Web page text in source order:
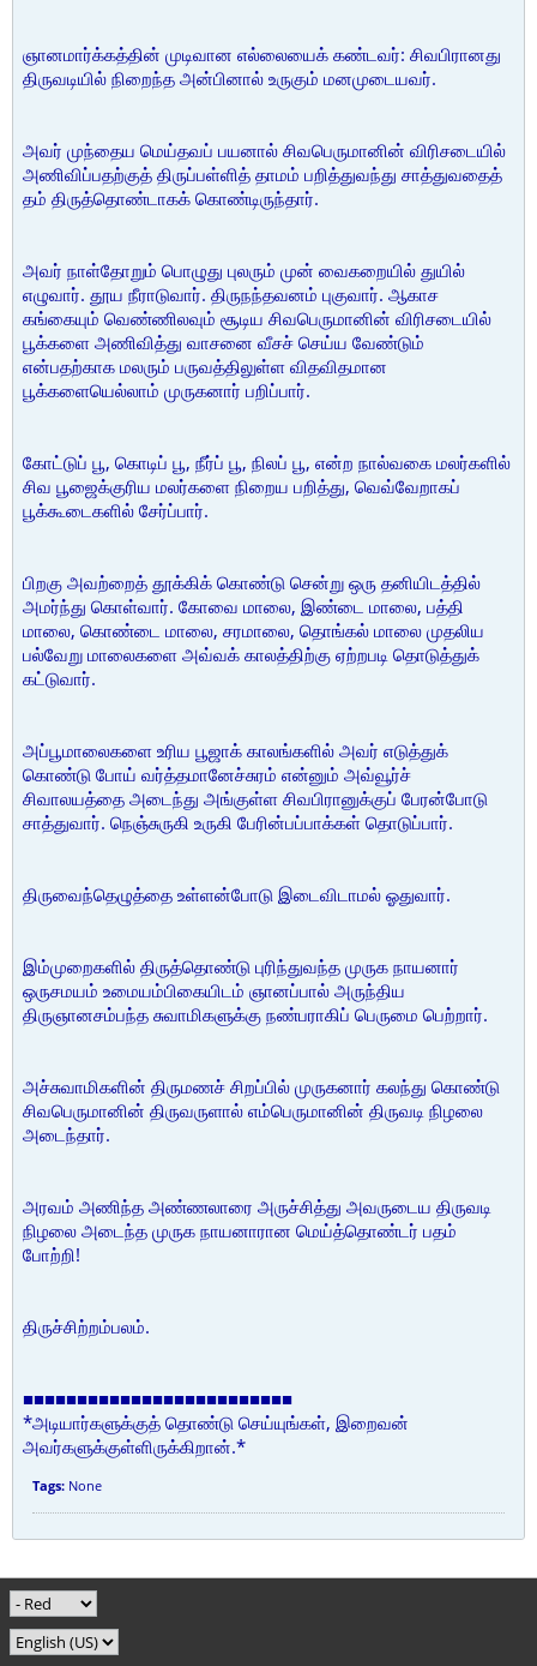
ஞானமார்க்கத்தின் முடிவான எல்லையைக் கண்டவர்: சிவபிரானது
திருவடியில் நிறைந்த அன்பினால் உருகும் மனமுடையவர்.
அவர் முந்தைய மெய்தவப் பயனால் சிவபெருமானின் விரிசடையில்
அணிவிப்பதற்குத் திருப்பள்ளித் தாமம் பறித்துவந்து சாத்துவதைத்
தம் திருத்தொண்டாகக் கொண்டிருந்தார்.
அவர் நாள்தோறும் பொழுது புலரும் முன் வைகறையில் துயில்
எழுவார். தூய நீராடுவார். திருநந்தவனம் புகுவார். ஆகாச
கங்கையும் வெண்ணிலவும் சூடிய சிவபெருமானின் விரிசடையில்
பூக்களை அணிவித்து வாசனை வீசச் செய்ய வேண்டும்
என்பதற்காக மலரும் பருவத்திலுள்ள விதவிதமான
பூக்களையெல்லாம் முருகனார் பறிப்பார்.
கோட்டுப் பூ, கொடிப் பூ, நீர்ப் பூ, நிலப் பூ, என்ற நால்வகை மலர்களில்
சிவ பூஜைக்குரிய மலர்களை நிறைய பறித்து, வெவ்வேறாகப்
பூக்கூடைகளில் சேர்ப்பார்.
பிறகு அவற்றைத் தூக்கிக் கொண்டு சென்று ஒரு தனியிடத்தில்
அமர்ந்து கொள்வார். கோவை மாலை, இண்டை மாலை, பத்தி
மாலை, கொண்டை மாலை, சரமாலை, தொங்கல் மாலை முதலிய
பல்வேறு மாலைகளை அவ்வக் காலத்திற்கு ஏற்றபடி தொடுத்துக்
கட்டுவார்.
அப்பூமாலைகளை உரிய பூஜாக் காலங்களில் அவர் எடுத்துக்
கொண்டு போய் வர்த்தமானேச்சுரம் என்னும் அவ்வூர்ச்
சிவாலயத்தை அடைந்து அங்குள்ள சிவபிரானுக்குப் பேரன்போடு
சாத்துவார். நெஞ்சுருகி உருகி பேரின்பப்பாக்கள் தொடுப்பார்.
திருவைந்தெழுத்தை உள்ளன்போடு இடைவிடாமல் ஓதுவார்.
இம்முறைகளில் திருத்தொண்டு புரிந்துவந்த முருக நாயனார்
ஒருசமயம் உமையம்பிகையிடம் ஞானப்பால் அருந்திய
திருஞானசம்பந்த சுவாமிகளுக்கு நண்பராகிப் பெருமை பெற்றார்.
அச்சுவாமிகளின் திருமணச் சிறப்பில் முருகனார் கலந்து கொண்டு
சிவபெருமானின் திருவருளால் எம்பெருமானின் திருவடி நிழலை
அடைந்தார்.
அரவம் அணிந்த அண்ணலாரை அருச்சித்து அவருடைய திருவடி
நிழலை அடைந்த முருக நாயனாரான மெய்த்தொண்டர் பதம்
போற்றி!
திருச்சிற்றம்பலம்.
■■■■■■■■■■■■■■■■■■■■■■■■■
*அடியார்களுக்குத் தொண்டு செய்யுங்கள், இறைவன்
அவர்களுக்குள்ளிருக்கிறான்.*
Tags: None